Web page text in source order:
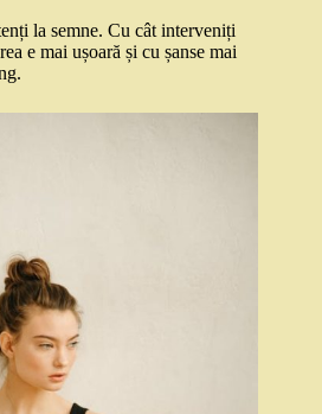
la semne. Cu cât interveniți
e mai ușoară și cu șanse mai